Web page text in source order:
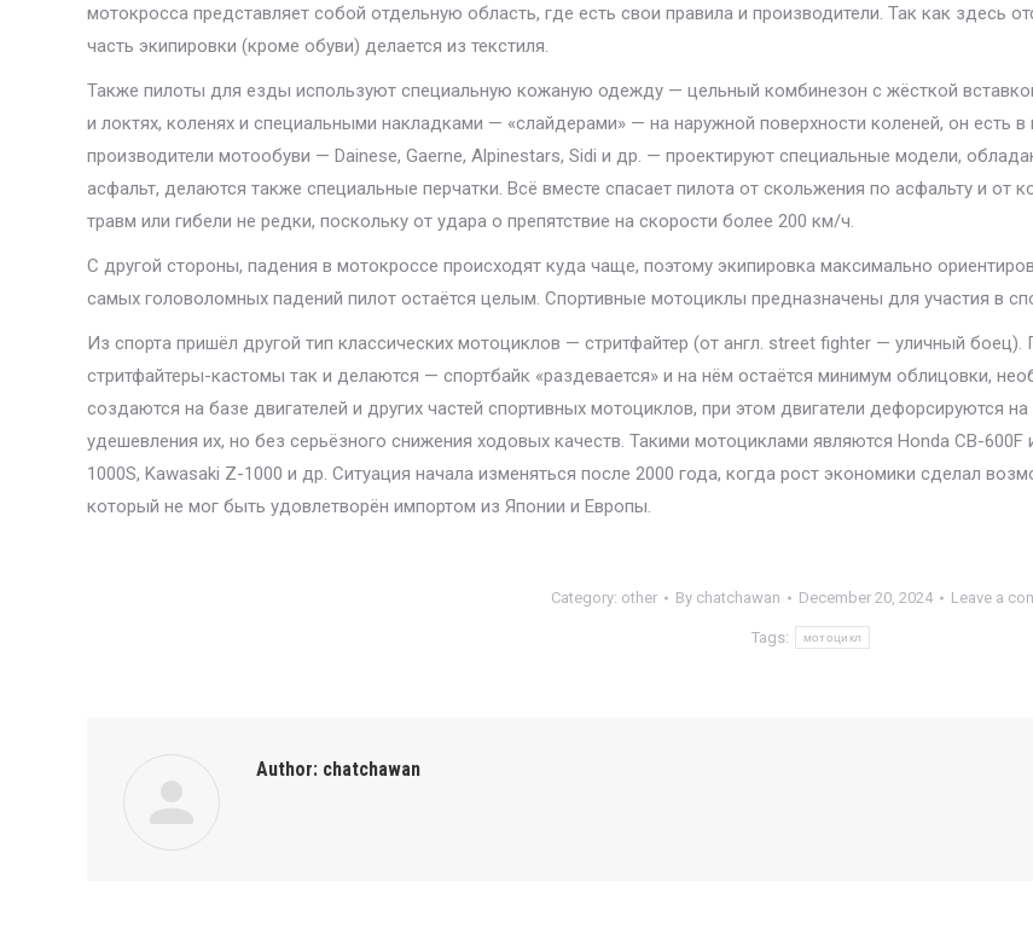
мотокросса представляет собой отдельную область, где есть свои правила и производители. Так как здесь
часть экипировки (кроме обуви) делается из текстиля.
Также пилоты для езды используют специальную кожаную одежду — цельный комбинезон с жёсткой
и локтях, коленях и специальными накладками — «слайдерами» — на наружной поверхности коленей, он есть
производители мотообуви — Dainese, Gaerne, Alpinestars, Sidi и др. — проектируют специальные модели,
асфальт, делаются также специальные перчатки. Всё вместе спасает пилота от скольжения по асфальту и от
травм или гибели не редки, поскольку от удара о препятствие на скорости более 200 км/ч.
С другой стороны, падения в мотокроссе происходят куда чаще, поэтому экипировка максимально
самых головоломных падений пилот остаётся целым. Спортивные мотоциклы предназначены для участия в
Из спорта пришёл другой тип классических мотоциклов — стритфайтер (от англ. street fighter — уличный боец).
стритфайтеры-кастомы так и делаются — спортбайк «раздевается» и на нём остаётся минимум облицовки,
создаются на базе двигателей и других частей спортивных мотоциклов, при этом двигатели дефорсируются
удешевления их, но без серьёзного снижения ходовых качеств. Такими мотоциклами являются Honda CB-600F
1000S, Kawasaki Z-1000 и др. Ситуация начала изменяться после 2000 года, когда рост экономики сделал
который не мог быть удовлетворён импортом из Японии и Европы.
Category: other By chatchawan December 20, 2024 Leave a
Tags: мотоцикл
Author: chatchawan